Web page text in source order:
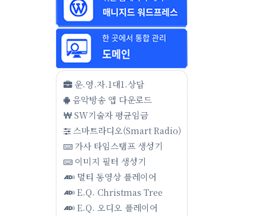
운.영.자.1대1.상담
음악방송 앱 다운로드
SW기술자 평균임금
스마트라디오(Smart Radio)
가사 타임스탬프 생성기
이미지 필터 생성기
멀티 동영상 플레이어
E.Q. Christmas Tree
E.Q. 오디오 플레이어